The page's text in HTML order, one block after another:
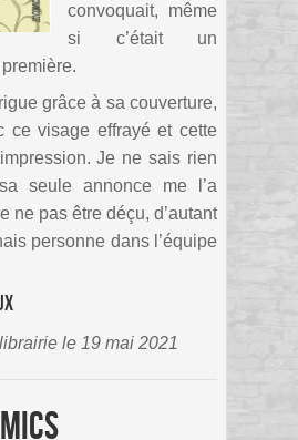
convoquait, même
si c’était un
grâce à sa couverture,
ce visage effrayé et cette
Je ne sais rien
seule annonce me l’a
ne pas être déçu, d’autant
personne dans l’équipe
le 19 mai 2021